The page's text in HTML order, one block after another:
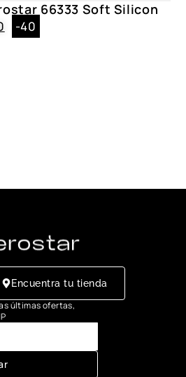
66333 Soft Silicon
-40
Encuentra tu tienda
últimas ofertas,